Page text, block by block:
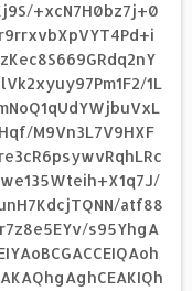
+xcN7H0bz7j+0
1L
M9Vn3L7V9HXF
atf88
s95YhgA